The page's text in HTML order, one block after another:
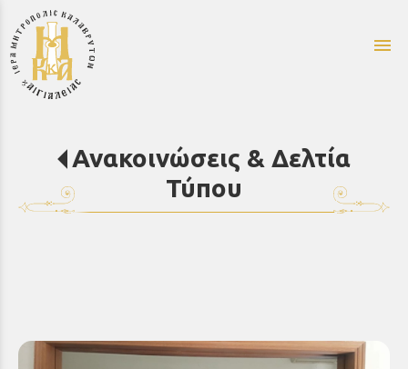
menu
Ανακοινώσεις & Δελτία
Τύπου